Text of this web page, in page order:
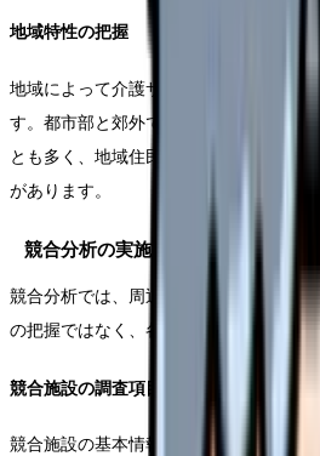
地域特性の把握
地域によって介護サービスへのニーズや
す。都市部と郊外では求められるサービ
とも多く、地域住民の所得水準や生活
があります。
競合分析の実施方法
競合分析では、周辺施設の状況を詳細
の把握ではなく、各施設の特徴や強みを
競合施設の調査項目
競合施設の基本情報として、定員数、入